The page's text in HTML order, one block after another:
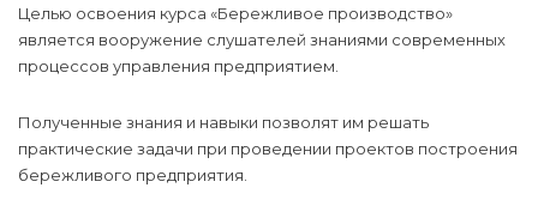
Целью освоения курса «Бережливое производство»
является вооружение слушателей знаниями современных
процессов управления предприятием.
Полученные знания и навыки позволят им решать
практические задачи при проведении проектов построения
бережливого предприятия.